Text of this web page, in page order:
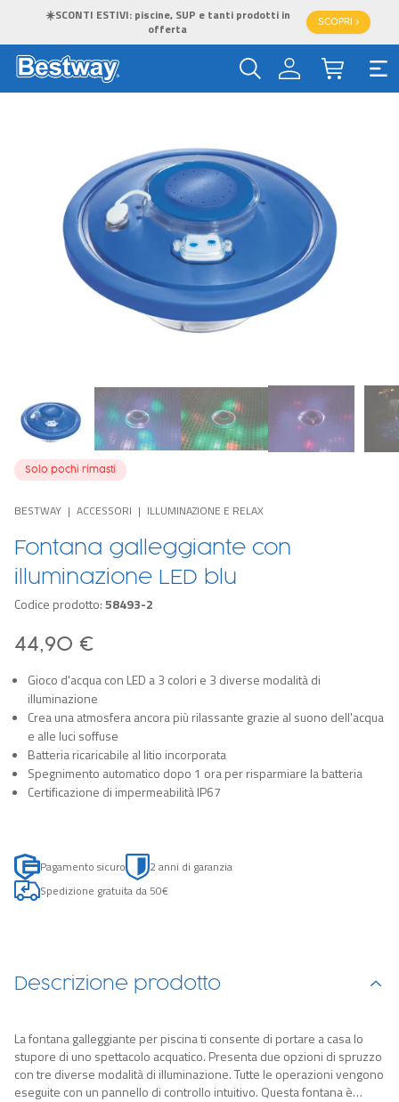
☀️SCONTI ESTIVI: piscine, SUP e tanti prodotti in
offerta
SCOPRI >
Solo pochi rimasti
BESTWAY ACCESSORI ILLUMINAZIONE E RELAX
Fontana galleggiante con
illuminazione LED blu
Codice prodotto:58493-2
44,90 €
Gioco d'acqua con LED a 3 colori e 3 diverse modalità di
illuminazione
Crea una atmosfera ancora più rilassante grazie al suono dell'acqua
e alle luci soffuse
Batteria ricaricabile al litio incorporata
Spegnimento automatico dopo 1 ora per risparmiare la batteria
Certificazione di impermeabilità IP67
Pagamento sicuro
2 anni di garanzia
Spedizione gratuita da 50€
Descrizione prodotto
La fontana galleggiante per piscina ti consente di portare a casa lo
stupore di uno spettacolo acquatico. Presenta due opzioni di spruzzo
con tre diverse modalità di illuminazione. Tutte le operazioni vengono
eseguite con un pannello di controllo intuitivo. Questa fontana è